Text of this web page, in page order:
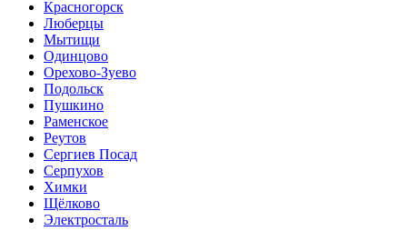
Красногорск
Люберцы
Мытищи
Одинцово
Орехово-Зуево
Подольск
Пушкино
Раменское
Реутов
Сергиев Посад
Серпухов
Химки
Щёлково
Электросталь